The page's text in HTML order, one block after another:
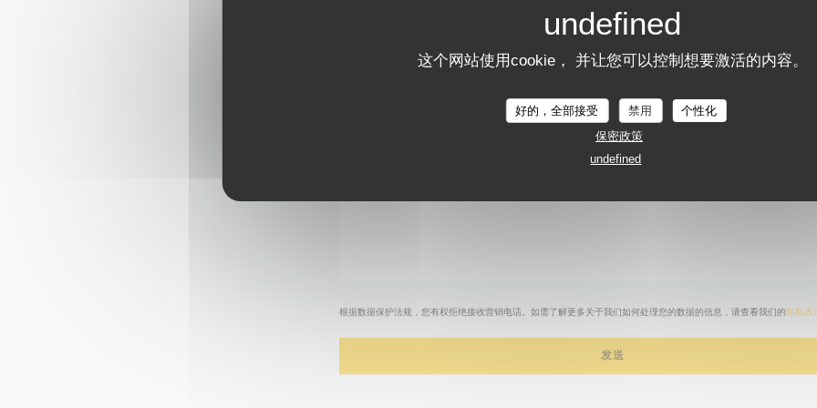
这个网站使用cookie， 并让您可以控制想要激活的内容。
好的，全部接受 禁用
个性化
保密政策
undefined
您想联系我们？
请填写下面的表格!
根据数据保护法规，您有权拒绝接收营销电话。如需了解更多关于我们如何处理您的数据的信息，请查看我们的隐私政